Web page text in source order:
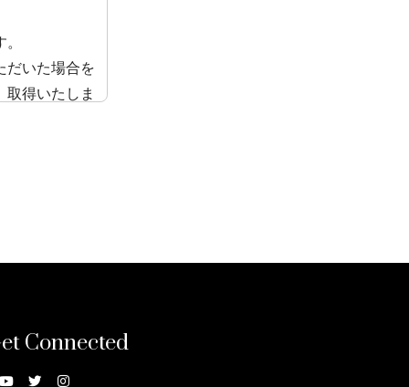
だいた場合を
取得いたしま
得したお客
などのプロ
ービス企
情報・各種
Connected